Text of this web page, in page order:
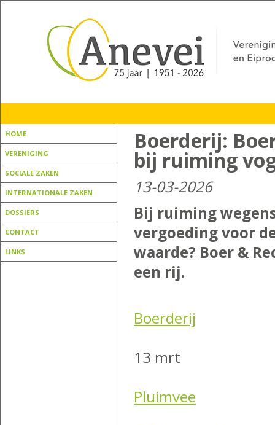
HOME
VERENIGING
SOCIALE ZAKEN
INTERNATIONALE ZAKEN
DOSSIERS
CONTACT
LINKS
Boerderij:
bij ruiming
13-03-2026
Bij ruiming
vergoeding voor
waarde? Boer &
een rij.
Boerderij
13 mrt
Pluimvee